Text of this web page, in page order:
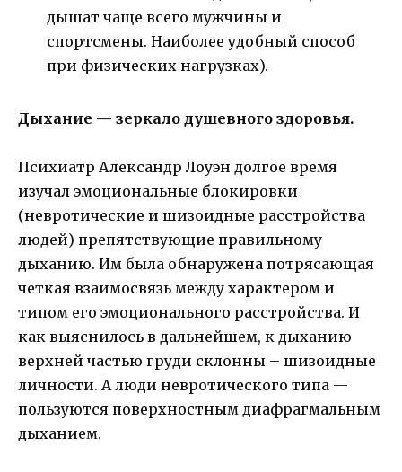
дышат чаще всего мужчины и
спортсмены. Наиболее удобный способ
при физических нагрузках).
Дыхание — зеркало душевного здоровья.
Психиатр Александр Лоуэн долгое время
изучал эмоциональные блокировки
(невротические и шизоидные расстройства
людей) препятствующие правильному
дыханию. Им была обнаружена потрясающая
четкая взаимосвязь между характером и
типом его эмоционального расстройства. И
как выяснилось в дальнейшем, к дыханию
верхней частью груди склонны – шизоидные
личности. А люди невротического типа —
пользуются поверхностным диафрагмальным
дыханием.